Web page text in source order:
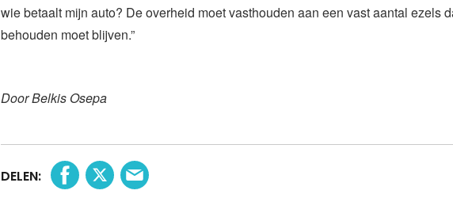
wie betaalt mijn auto? De overheid moet vasthouden aan een vast aantal ezels
behouden moet blijven.”
Door Belkis Osepa
DELEN: